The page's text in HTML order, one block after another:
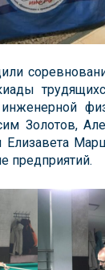
Золотов,
предприятий.